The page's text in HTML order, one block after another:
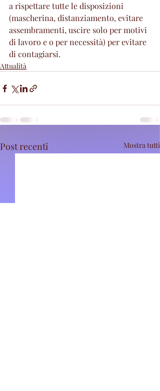
a rispettare tutte le disposizioni
(mascherina, distanziamento, evitare
assembramenti, uscire solo per motivi
di lavoro e o per necessità) per evitare
di contagiarsi.
Attualità
Post recenti Mostra tutti